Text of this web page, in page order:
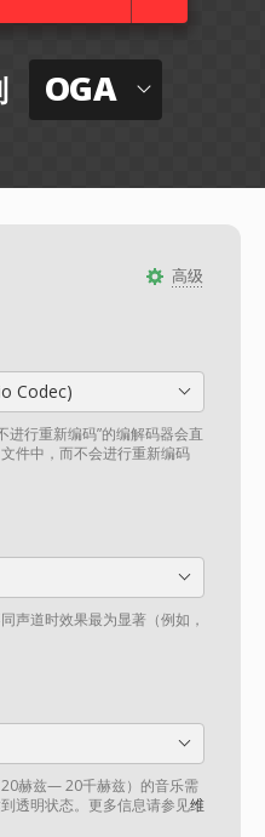
OGA
高级
Codec)
进行重新编码”的编解码器会直
件中，而不会进行重新编码
声道时效果最为显著（例如，
赫兹— 20千赫兹）的音乐需
透明状态。更多信息请参见维